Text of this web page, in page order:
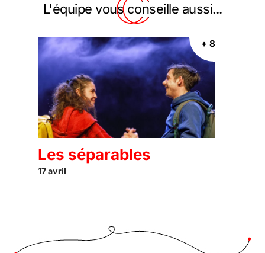
L'équipe vous conseille aussi...
+ 8
Les séparables
17 avril